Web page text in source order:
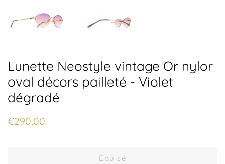
Lunette Neostyle vintage Or nylor
oval décors pailleté - Violet
dégradé
Prix
€290,00
Épuisé